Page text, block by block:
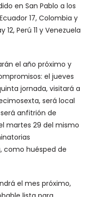
en San Pablo a los
17, Colombia y
12, Perú 11 y Venezuela
el año próximo y
el jueves
jornada, visitará a
será local
anfitrión de
martes 29 del mismo
como huésped de
el mes próximo,